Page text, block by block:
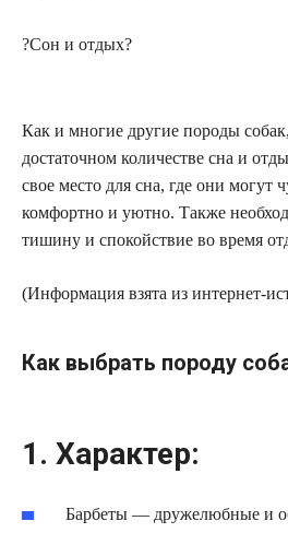
?Сон и отдых?
Как и многие другие породы
достаточном количестве сна и
свое место для сна, где они могут
комфортно и уютно. Также
тишину и спокойствие во время
(Информация взята из интернет-
Как выбрать породу
1. Характер:
Барбеты — дружелюбные и